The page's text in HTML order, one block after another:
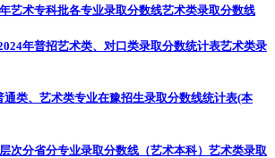
艺术专科批各专业录取分数线艺术类录取分数线
年普招艺术类、对口类录取分数统计表艺术类录
通类、艺术类专业在豫招生录取分数线统计表(本
次分省分专业录取分数线（艺术本科） 艺术类录取